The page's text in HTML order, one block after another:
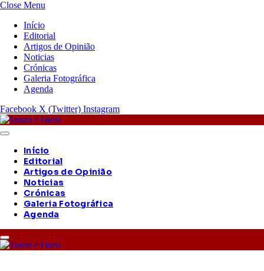
Close Menu
Início
Editorial
Artigos de Opinião
Noticias
Crónicas
Galeria Fotográfica
Agenda
Facebook X (Twitter) Instagram
Início
Editorial
Artigos de Opinião
Noticias
Crónicas
Galeria Fotográfica
Agenda